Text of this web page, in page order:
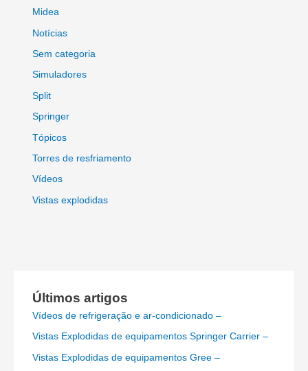
Midea
Notícias
Sem categoria
Simuladores
Split
Springer
Tópicos
Torres de resfriamento
Vídeos
Vistas explodidas
Últimos artigos
Vídeos de refrigeração e ar-condicionado –
Vistas Explodidas de equipamentos Springer Carrier –
Vistas Explodidas de equipamentos Gree –